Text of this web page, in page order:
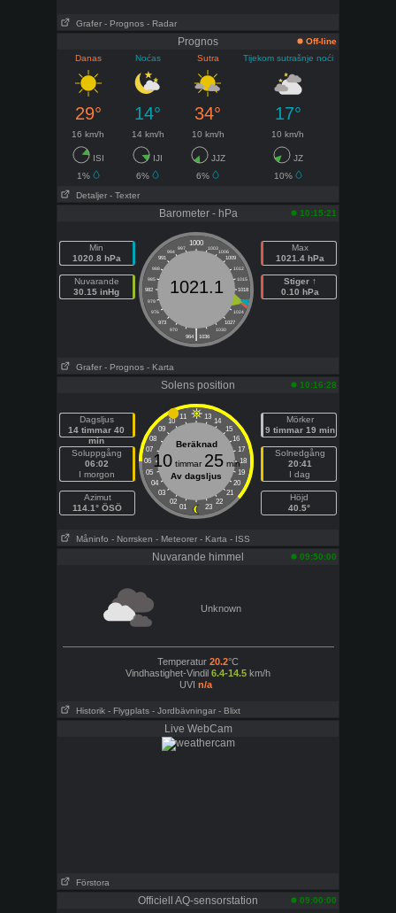
Grafer - Prognos - Radar
Prognos
Off-line
Danas
Noćas Sutra Tijekom sutrašnje noći
29° 14° 34° 17°
16 km/h 14 km/h 10 km/h 10 km/h
ISI IJI JJZ
JZ
1%
6% 6%
10%
Detaljer - Texter
Barometer - hPa 10:15:21
Min
1020.8 hPa
Nuvarande
30.15 inHg
1000
997 1003
994
1006
991
1009
988
1012
985
1015
982
1018
979
1021
976
1024
973
1027
970
1030
|
964 1036
1021.1
Max
1021.4 hPa
Stiger ↑
0.10 hPa
Grafer - Prognos - Karta
Solens position 10:16:28
Dagsljus
14 timmar 40
min
Soluppgång
06:02
I morgon
Azimut
114.1° ÖSÖ
11 13
10
14
09
15
08
16
07
17
06
18
05
19
04
20
03
21
02
22
01 23
Beräknad
10timmar 25min
Av dagsljus
Mörker
9 timmar 19 min
Solnedgång
20:41
I dag
Höjd
40.5°
Måninfo - Norrsken - Meteorer - Karta - ISS
Nuvarande himmel 09:50:00
Unknown
Temperatur 20.2°C
Vindhastighet-Vindil 6.4-14.5 km/h
UVI n/a
Historik - Flygplats - Jordbävningar - Blixt
Live WebCam
Förstora
Officiell AQ-sensorstation 09:00:00